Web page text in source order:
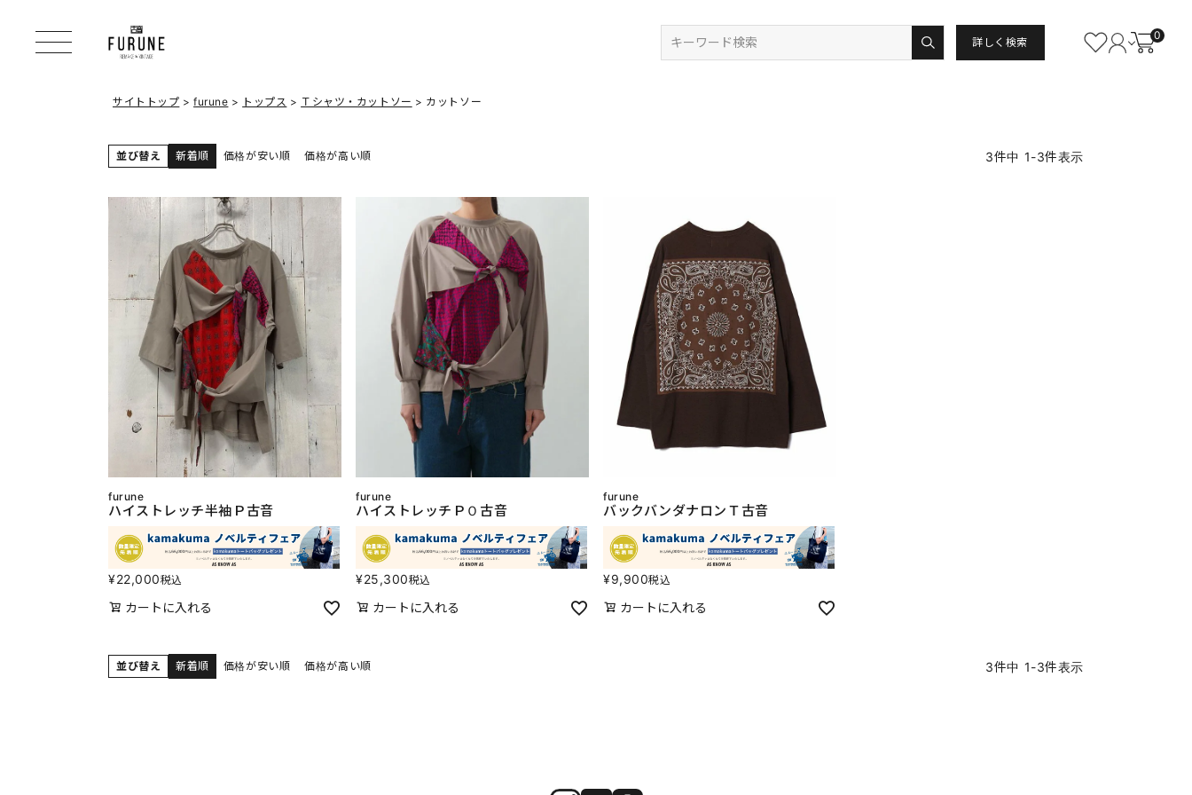
詳しく検索
0
サイトトップ furune トップス Ｔシャツ・カットソー カットソー
並び替え 新着順 価格が安い順 価格が高い順 3件中 1-3件表示
furune
ハイストレッチ半袖Ｐ古音
¥22,000税込
カートに入れる
furune
ハイストレッチＰＯ古音
¥25,300税込
カートに入れる
furune
バックバンダナロンＴ古音
¥9,900税込
カートに入れる
並び替え 新着順 価格が安い順 価格が高い順 3件中 1-3件表示